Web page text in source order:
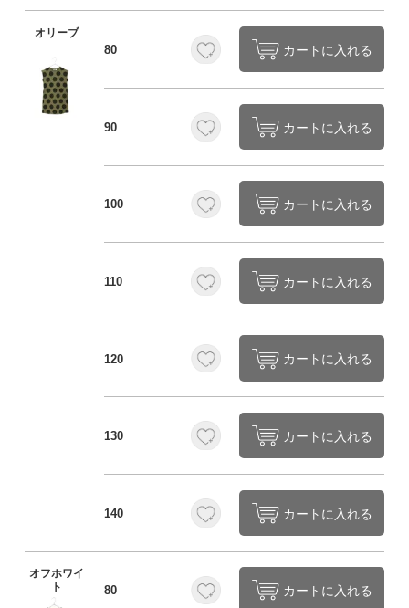
オリーブ
80
カートに入れる
90 カートに入れる
100 カートに入れる
110 カートに入れる
120 カートに入れる
130 カートに入れる
140 カートに入れる
オフホワイ
ト
80 カートに入れる